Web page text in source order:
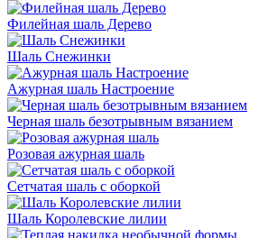
Филейная шаль Дерево
Шаль Снежинки
Ажурная шаль Настроение
Черная шаль безотрывным вязанием
Розовая ажурная шаль
Сетчатая шаль с оборкой
Шаль Королевские лилии